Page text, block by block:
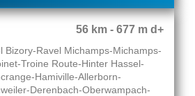
56 km - 677 m d+
Bizory-Ravel Michamps-Michamps-
Troine Route-Hinter Hassel-
Hamiville-Allerborn-
Derenbach-Oberwampach-